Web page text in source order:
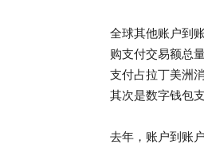
全球其他账户到
购支付交易额总
支付占拉丁美洲
其次是数字钱包支
去年，账户到账